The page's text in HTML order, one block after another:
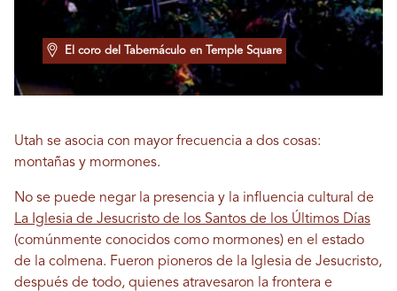
El coro del Tabernáculo en Temple Square
Utah se asocia con mayor frecuencia a dos cosas:
montañas y mormones.
No se puede negar la presencia y la influencia cultural de
La Iglesia de Jesucristo de los Santos de los Últimos Días
(comúnmente conocidos como mormones) en el estado
de la colmena. Fueron pioneros de la Iglesia de Jesucristo,
después de todo, quienes atravesaron la frontera e